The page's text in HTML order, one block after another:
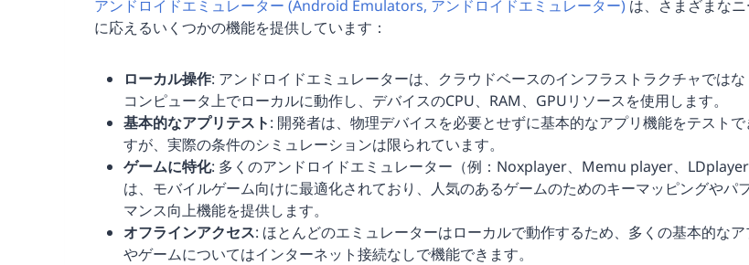
アンドロイドエミュレーター (Android Emulators, アンドロイドエミュレーター) は、さまざまな
に応えるいくつかの機能を提供しています：
ローカル操作: アンドロイドエミュレーターは、クラウドベースのインフラストラクチャではな
コンピュータ上でローカルに動作し、デバイスのCPU、RAM、GPUリソースを使用します。
基本的なアプリテスト: 開発者は、物理デバイスを必要とせずに基本的なアプリ機能をテストで
すが、実際の条件のシミュレーションは限られています。
ゲームに特化: 多くのアンドロイドエミュレーター（例：Noxplayer、Memu player、LDplayer
は、モバイルゲーム向けに最適化されており、人気のあるゲームのためのキーマッピングやパ
マンス向上機能を提供します。
オフラインアクセス: ほとんどのエミュレーターはローカルで動作するため、多くの基本的なア
やゲームについてはインターネット接続なしで機能できます。